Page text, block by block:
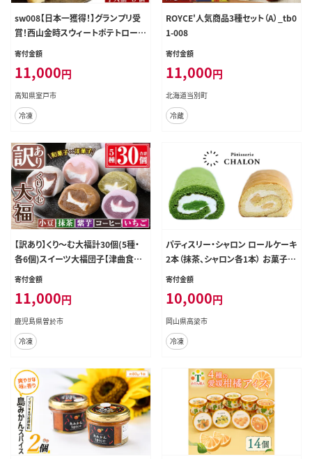
sw008【日本一獲得！】グランプリ受
賞！西山金時スウィートポテトロール
＆すい～と芋大福【Ａ】
寄付金額
11,000円
高知県室戸市
冷凍
ROYCE'人気商品3種セット（A）_tb0
1-008
寄付金額
11,000円
北海道当別町
冷蔵
【訳あり】くり～む大福計30個(5種・
各6個)スイーツ大福団子【津曲食
品】A372-v01
寄付金額
11,000円
鹿児島県曽於市
冷凍
パティスリー・シャロン ロールケーキ
2本（抹茶、シャロン各1本） お菓子 ス
イーツ
寄付金額
10,000円
岡山県高梁市
冷凍